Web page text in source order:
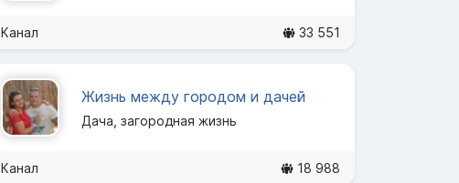
Канал 33 551
Жизнь между городом и дачей
Дача, загородная жизнь
Канал 18 988